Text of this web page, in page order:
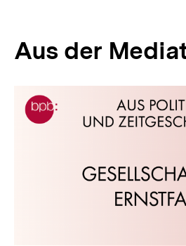
Aus der
Inhaltskarussell
überspringen